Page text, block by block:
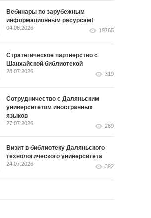
Вебинары по зарубежным
информационным ресурсам!
04.08.2026 19765
Стратегическое партнерство с
Шанхайской библиотекой
28.07.2026 319
Сотрудничество с Даляньским
университетом иностранных
языков
27.07.2026 289
Визит в библиотеку Даляньского
технологического университета
24.07.2026 392